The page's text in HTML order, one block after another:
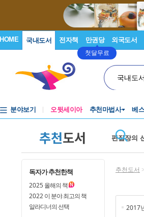
HOME 국내도서 전자책 만권당
첫달무료
외국도서
국내도
분야보기 오뒷세이아 추천마법사 베
추천도서 편집장의
독자가 추천한책
2025올해의 책
2022이 분야 최고의 책
알라디너의 선택
추천도서
2017